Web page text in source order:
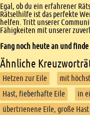
Egal, ob du ein erfahrener
Rätselhilfe ist das perfekte
helfen. Tritt unserer
Fähigkeiten mit unserer
Fang noch heute an und
Ähnliche
Hetzen zur Eile
mit
Hast, fieberhafte Eile
in
übertrienene Eile, große Hast